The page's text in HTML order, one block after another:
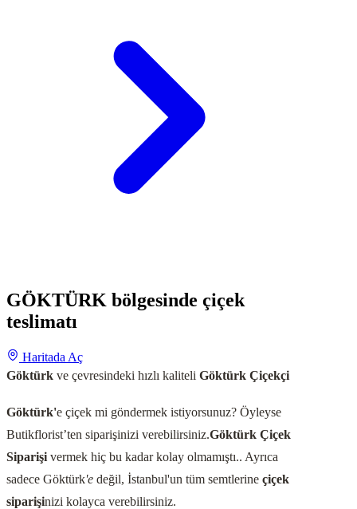
GÖKTÜRK bölgesinde çiçek
teslimatı
Haritada Aç
Göktürk ve çevresindeki hızlı kaliteli Göktürk Çiçekçi
Göktürk'e çiçek mi göndermek istiyorsunuz? Öyleyse
Butikflorist’ten siparişinizi verebilirsiniz.Göktürk Çiçek
Siparişi vermek hiç bu kadar kolay olmamıştı.. Ayrıca
sadece Göktürk'e değil, İstanbul'un tüm semtlerine çiçek
siparişinizi kolayca verebilirsiniz.